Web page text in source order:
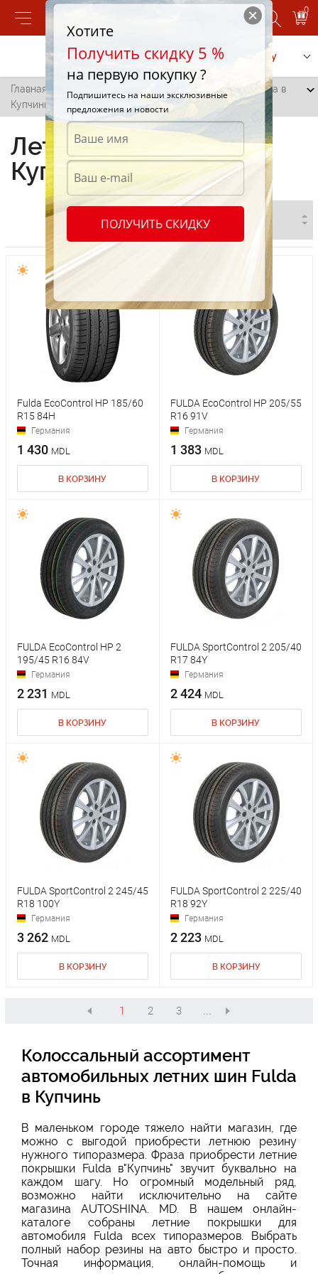
0
Позвонить Заказать услугу
Главная /
Летние шины Fulda в
Купчинь
Летние шины Fulda в
Купчинь
Fulda EcoControl HP 185/60
R15 84H
Германия
1 430 MDL
В КОРЗИНУ
FULDA EcoControl HP 205/55
R16 91V
Германия
1 383 MDL
В КОРЗИНУ
FULDA EcoControl HP 2
195/45 R16 84V
Германия
2 231 MDL
В КОРЗИНУ
FULDA SportControl 2 205/40
R17 84Y
Германия
2 424 MDL
В КОРЗИНУ
FULDA SportControl 2 245/45
R18 100Y
Германия
3 262 MDL
В КОРЗИНУ
FULDA SportControl 2 225/40
R18 92Y
Германия
2 223 MDL
В КОРЗИНУ
1 2 3 ...
Колоссальный ассортимент
автомобильных летних шин Fulda
в Купчинь
В маленьком городе тяжело найти магазин, где
можно с выгодой приобрести летнюю резину
нужного типоразмера. Фраза приобрести летние
покрышки Fulda в"Купчинь" звучит буквально на
каждом шагу. Но огромный модельный ряд,
возможно найти исключительно на сайте
магазина AUTOSHINA. MD. В нашем онлайн-
каталоге собраны летние покрышки для
автомобиля Fulda всех типоразмеров. Выбрать
полный набор резины на авто быстро и просто.
Точная информация, онлайн-помощь и
Хотите
Получить скидку 5 %
на первую покупку ?
Подпишитесь на наши эксклюзивные
предложения и новости
ПОЛУЧИТЬ СКИДКУ